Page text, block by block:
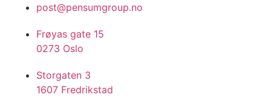
post@pensumgroup.no
Frøyas gate 15
0273 Oslo
Storgaten 3
1607 Fredrikstad